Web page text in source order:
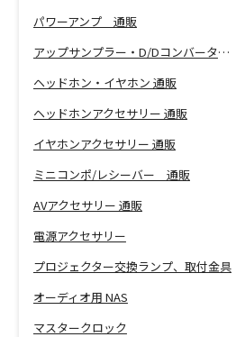
パワーアンプ 通販
アップサンプラー・D/Dコンバーター 通販
ヘッドホン・イヤホン 通販
ヘッドホンアクセサリー 通販
イヤホンアクセサリー 通販
ミニコンポ/レシーバー 通販
AVアクセサリー 通販
電源アクセサリー
プロジェクター交換ランプ、取付金具
オーディオ用 NAS
マスタークロック